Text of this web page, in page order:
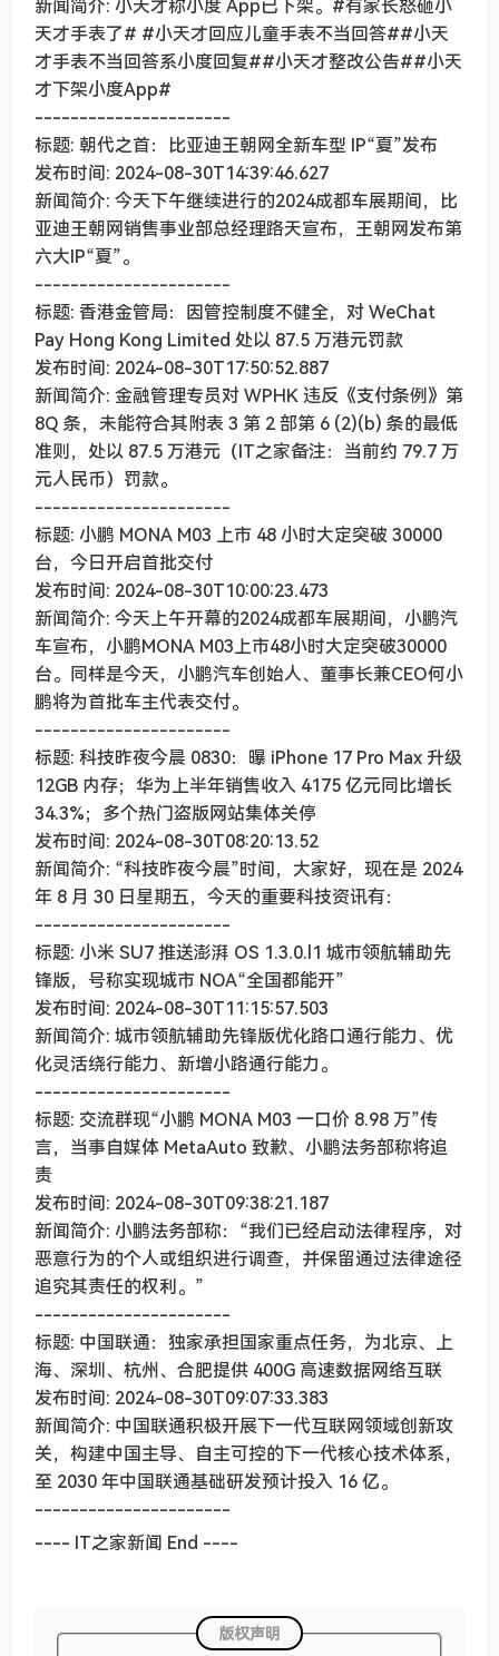
新闻简介: 小天才称小度 App已下架。#有家长怒砸小
天才手表了# #小天才回应儿童手表不当回答##小天
才手表不当回答系小度回复##小天才整改公告##小天
才下架小度App#
----------------------
标题: 朝代之首：比亚迪王朝网全新车型 IP“夏”发布
发布时间: 2024-08-30T14:39:46.627
新闻简介: 今天下午继续进行的2024成都车展期间，比
亚迪王朝网销售事业部总经理路天宣布，王朝网发布第
六大IP“夏”。
----------------------
标题: 香港金管局：因管控制度不健全，对 WeChat
Pay Hong Kong Limited 处以 87.5 万港元罚款
发布时间: 2024-08-30T17:50:52.887
新闻简介: 金融管理专员对 WPHK 违反《支付条例》第
8Q 条，未能符合其附表 3 第 2 部第 6 (2)(b) 条的最低
准则，处以 87.5 万港元（IT之家备注：当前约 79.7 万
元人民币）罚款。
----------------------
标题: 小鹏 MONA M03 上市 48 小时大定突破 30000
台，今日开启首批交付
发布时间: 2024-08-30T10:00:23.473
新闻简介: 今天上午开幕的2024成都车展期间，小鹏汽
车宣布，小鹏MONA M03上市48小时大定突破30000
台。同样是今天，小鹏汽车创始人、董事长兼CEO何小
鹏将为首批车主代表交付。
----------------------
标题: 科技昨夜今晨 0830：曝 iPhone 17 Pro Max 升级
12GB 内存；华为上半年销售收入 4175 亿元同比增长
34.3%；多个热门盗版网站集体关停
发布时间: 2024-08-30T08:20:13.52
新闻简介: “科技昨夜今晨”时间，大家好，现在是 2024
年 8 月 30 日星期五，今天的重要科技资讯有：
----------------------
标题: 小米 SU7 推送澎湃 OS 1.3.0.l1 城市领航辅助先
锋版，号称实现城市 NOA“全国都能开”
发布时间: 2024-08-30T11:15:57.503
新闻简介: 城市领航辅助先锋版优化路口通行能力、优
化灵活绕行能力、新增小路通行能力。
----------------------
标题: 交流群现“小鹏 MONA M03 一口价 8.98 万”传
言，当事自媒体 MetaAuto 致歉、小鹏法务部称将追
责
发布时间: 2024-08-30T09:38:21.187
新闻简介: 小鹏法务部称：“我们已经启动法律程序，对
恶意行为的个人或组织进行调查，并保留通过法律途径
追究其责任的权利。”
----------------------
标题: 中国联通：独家承担国家重点任务，为北京、上
海、深圳、杭州、合肥提供 400G 高速数据网络互联
发布时间: 2024-08-30T09:07:33.383
新闻简介: 中国联通积极开展下一代互联网领域创新攻
关，构建中国主导、自主可控的下一代核心技术体系，
至 2030 年中国联通基础研发预计投入 16 亿。
----------------------
---- IT之家新闻 End ----
版权声明